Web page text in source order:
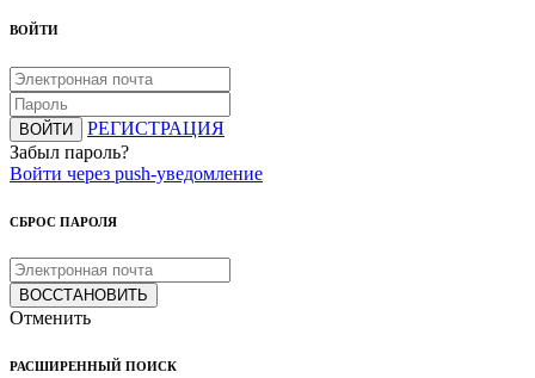
ВОЙТИ
ВОЙТИ
РЕГИСТРАЦИЯ
Забыл пароль?
Войти через push-уведомление
СБРОС ПАРОЛЯ
ВОССТАНОВИТЬ
Отменить
РАСШИРЕННЫЙ ПОИСК